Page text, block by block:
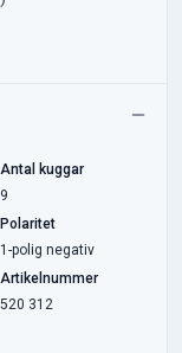
Antal kuggar
9
Polaritet
1-polig negativ
Artikelnummer
520 312